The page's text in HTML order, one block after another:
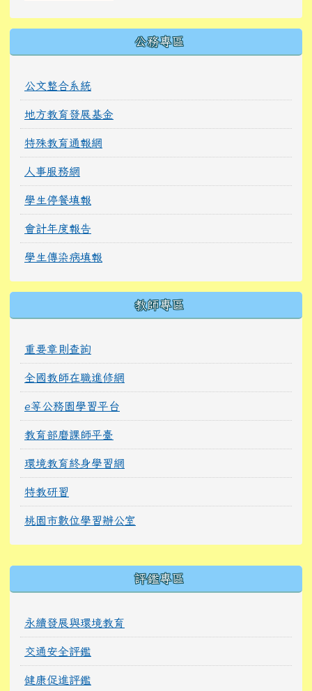
公務專區
公文整合系統
地方教育發展基金
特殊教育通報網
人事服務網
學生停餐填報
會計年度報告
學生傳染病填報
教師專區
重要章則查詢
全國教師在職進修網
e等公務園學習平台
教育部磨課師平臺
環境教育終身學習網
特教研習
桃園市數位學習辦公室
評鑑專區
永續發展與環境教育
交通安全評鑑
健康促進評鑑